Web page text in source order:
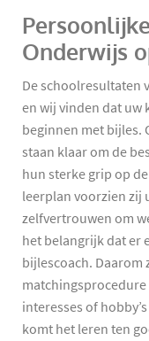
Onderwijs
De schoolresultaten
en wij vinden dat uw
beginnen met bijles.
staan klaar om de
hun sterke grip op
leerplan voorzien zij
zelfvertrouwen om
het belangrijk dat er
bijlescoach. Daarom
interesses of
komt het leren ten